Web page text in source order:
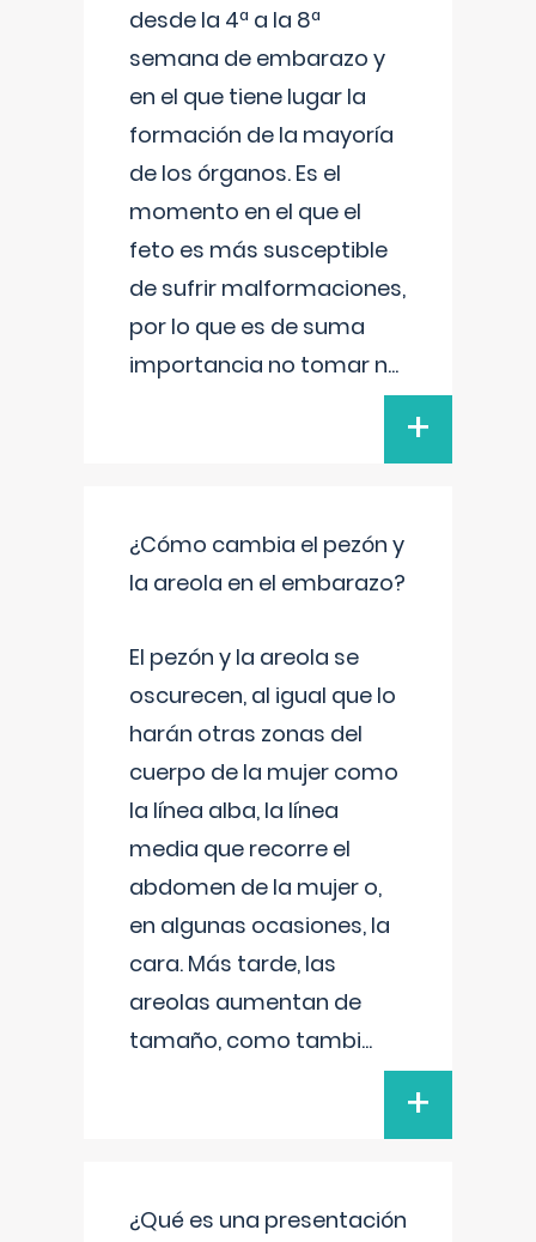
desde la 4ª a la 8ª
semana de embarazo y
en el que tiene lugar la
formación de la mayoría
de los órganos. Es el
momento en el que el
feto es más susceptible
de sufrir malformaciones,
por lo que es de suma
importancia no tomar n...
+
¿Cómo cambia el pezón y
la areola en el embarazo?
El pezón y la areola se
oscurecen, al igual que lo
harán otras zonas del
cuerpo de la mujer como
la línea alba, la línea
media que recorre el
abdomen de la mujer o,
en algunas ocasiones, la
cara. Más tarde, las
areolas aumentan de
tamaño, como tambi...
+
¿Qué es una presentación